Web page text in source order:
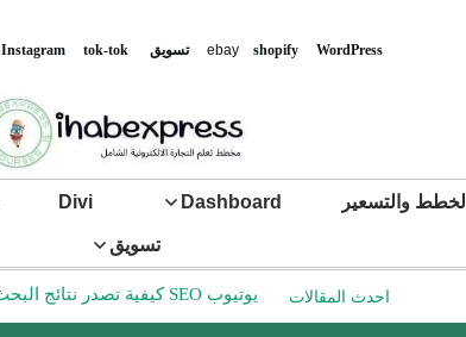
ebay shopify WordPress تسويق Instagram tok-tok
الخطط والتسعير Dashboard
Divi
تسويق
احدث المقالات يوتيوب SEO كيفية تصدر نتائج البحث في اليوتيوب 2023